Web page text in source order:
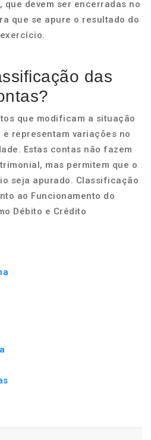
que devem ser encerradas no
que se apure o resultado do
exercício.
das
que modificam a situação
representam variações no
Estas contas não fazem
mas permitem que o
seja apurado. Classificação
ao Funcionamento do
Débito e Crédito